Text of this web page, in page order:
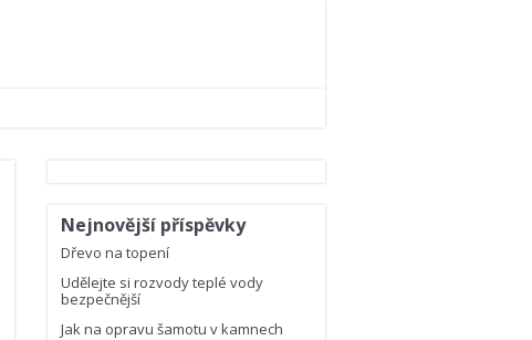
Nejnovější příspěvky
Dřevo na topení
Udělejte si rozvody teplé vody
bezpečnější
Jak na opravu šamotu v kamnech